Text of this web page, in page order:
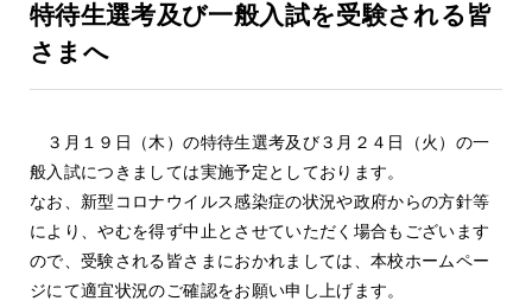
特待生選考及び一般入試を受験される皆
さまへ
３月１９日（木）の特待生選考及び３月２４日（火）の一
般入試につきましては実施予定としております。
なお、新型コロナウイルス感染症の状況や政府からの方針等
により、やむを得ず中止とさせていただく場合もございます
ので、受験される皆さまにおかれましては、本校ホームペー
ジにて適宜状況のご確認をお願い申し上げます。